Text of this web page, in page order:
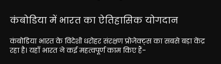
कंबोडिया में भारत का ऐतिहासिक योगदान
कंबोडिया भारत के विदेशी धरोहर संरक्षण प्रोजेक्ट्स का सबसे बड़ा केंद्र
रहा है। यहाँ भारत ने कई महत्वपूर्ण काम किए हैं-